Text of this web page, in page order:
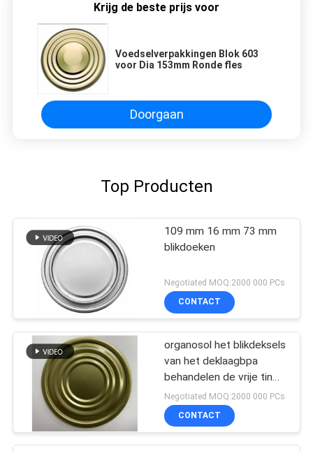
Krijg de beste prijs voor
Voedselverpakkingen Blok 603
voor Dia 153mm Ronde fles
Doorgaan
Top Producten
109 mm 16 mm 73 mm
blikdoeken
Negotiated MOQ:2000 000 PCs
CONTACT
organosol het blikdeksels
van het deklaagbpa
behandelen de vrije tin
de bodem van het het
tinblik van 300# 82.2mm
73mm
Negotiated MOQ:2000 000 PCs
CONTACT